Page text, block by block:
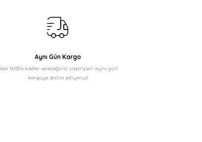
Aynı Gün Kargo
14:00'e kadar vereceğiniz siparişleri aynı gün
kargoya teslim ediyoruz!